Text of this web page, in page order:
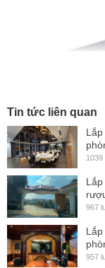
Tin tức liên quan
967
957